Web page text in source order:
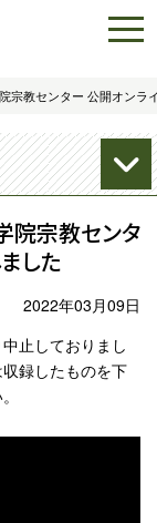
宗教センター 公開オンラ
院宗教センタ
した
2022年03月09日
止しておりまし
録したものを下